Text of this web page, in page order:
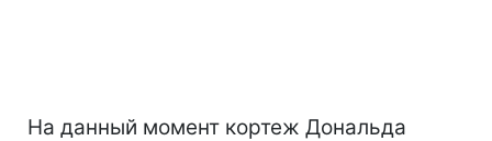
На данный момент кортеж Дональда